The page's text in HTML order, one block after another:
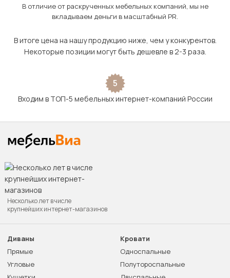
В отличие от раскрученных мебельных компаний, мы не
вкладываем деньги в масштабный PR.
В итоге цена на нашу продукцию ниже, чем у конкурентов.
Некоторые позиции могут быть дешевле в 2-3 раза.
5
Входим в ТОП-5 мебельных интернет-компаний России
Несколько лет в числе
крупнейших интернет-магазинов
Диваны
Прямые
Угловые
Кровати
Односпальные
Полутороспальные